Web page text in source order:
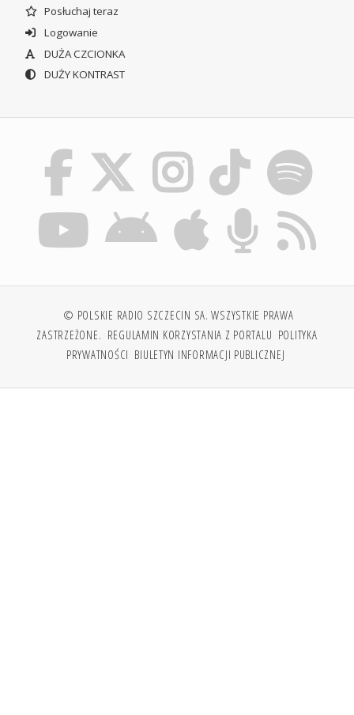
Posłuchaj teraz
Logowanie
DUŻA CZCIONKA
DUŻY KONTRAST
© POLSKIE RADIO SZCZECIN SA. WSZYSTKIE PRAWA
ZASTRZEŻONE. REGULAMIN KORZYSTANIA Z PORTALU POLITYKA
PRYWATNOŚCI BIULETYN INFORMACJI PUBLICZNEJ